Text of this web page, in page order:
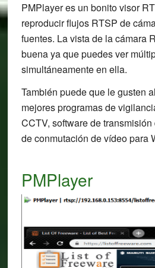
PMPlayer es un bonito visor
reproducir flujos RTSP de
fuentes. La vista de la cámara
buena ya que puedes ver
simultáneamente en ella.
También puede que le gusten
mejores programas de
CCTV, software de
de conmutación de vídeo para
PMPlayer